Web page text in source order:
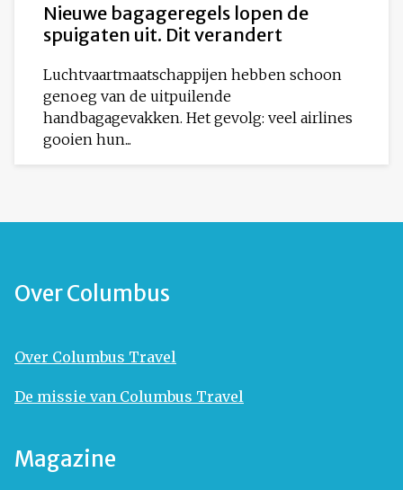
Nieuwe bagageregels lopen de
spuigaten uit. Dit verandert
Luchtvaartmaatschappijen hebben schoon
genoeg van de uitpuilende
handbagagevakken. Het gevolg: veel airlines
gooien hun...
Over Columbus
Over Columbus Travel
De missie van Columbus Travel
Magazine